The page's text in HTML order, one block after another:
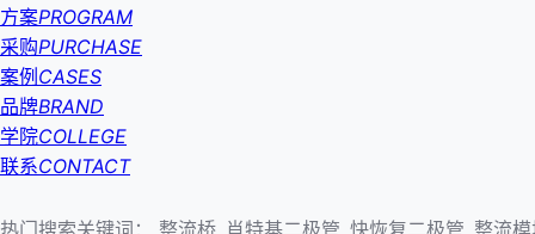
方案PROGRAM
采购PURCHASE
案例 CASES
品牌BRAND
学院COLLEGE
联系CONTACT
热门搜索关键词： 整流桥 肖特基二极管 快恢复二极管 整流